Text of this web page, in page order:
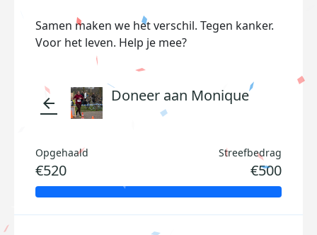
Samen maken we het verschil. Tegen kanker.
Voor het leven. Help je mee?
arrow_back Doneer aan Monique
Opgehaald
€520
Streefbedrag
€500